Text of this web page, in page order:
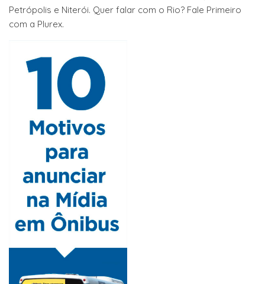
Petrópolis e Niterói. Quer falar com o Rio? Fale Primeiro
com a Plurex.